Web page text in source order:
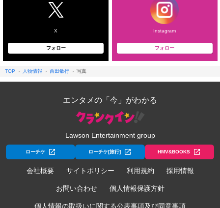
X
フォロー
Instagram
フォロー
TOP 人物情報 西田敏行 写真
エンタメの「今」がわかる
Lawson Entertainment group
ローチケ ローチケ[旅行] HMV&BOOKS
会社概要 サイトポリシー 利用規約 採用情報
お問い合わせ 個人情報保護方針
個人情報の取扱いに関する公表事項及び同意事項